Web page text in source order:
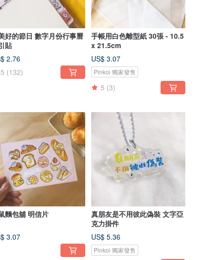
好的節日 數字月份行事曆
貼
2.76
5 (132)
手帳用白色離型紙 30張 - 10.5
x 21.5cm
US$ 3.07
Pinkoi 獨家發售
5 (3)
麵包舖 明信片
3.07
真朋友是不用彼此偽裝 文字亞
克力掛件
US$ 5.36
Pinkoi 獨家發售